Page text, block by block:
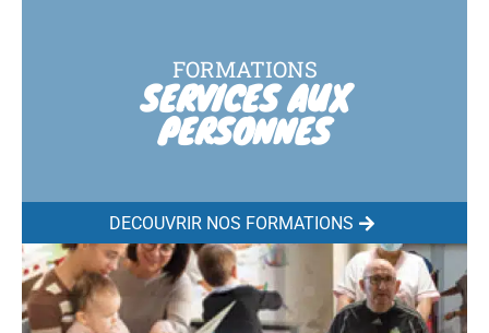
FORMATIONS
SERVICES AUX
PERSONNES
DÉCOUVRIR NOS FORMATIONS